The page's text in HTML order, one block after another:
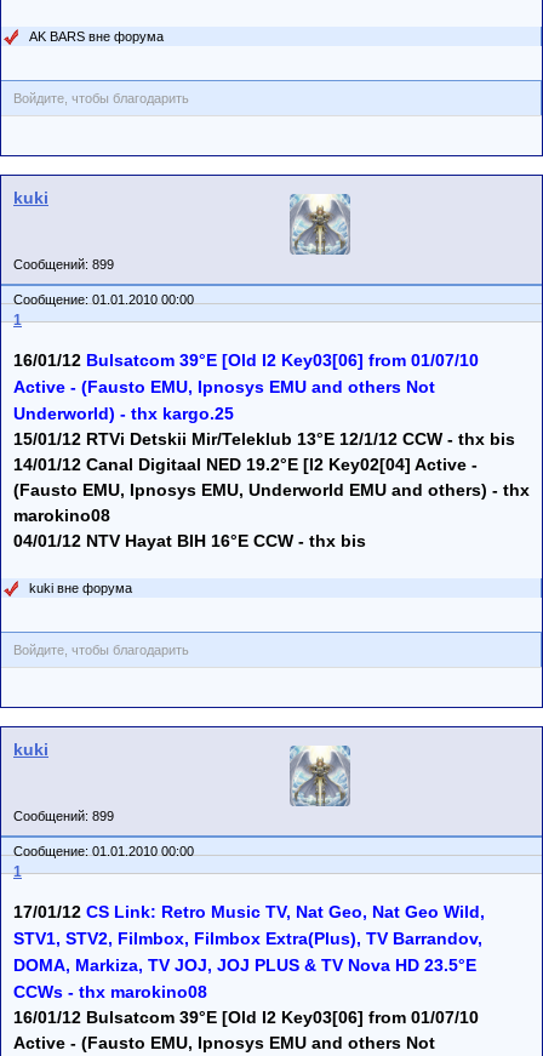
AK BARS вне форума
Войдите, чтобы благодарить
kuki
Сообщений: 899
Сообщение: 01.01.2010 00:00
1
16/01/12 Bulsatcom 39°E [Old I2 Key03[06] from 01/07/10
Active - (Fausto EMU, Ipnosys EMU and others Not
Underworld) - thx kargo.25
15/01/12 RTVi Detskii Mir/Teleklub 13°E 12/1/12 CCW - thx bis
14/01/12 Canal Digitaal NED 19.2°E [I2 Key02[04] Active -
(Fausto EMU, Ipnosys EMU, Underworld EMU and others) - thx
marokino08
04/01/12 NTV Hayat BIH 16°E CCW - thx bis
kuki вне форума
Войдите, чтобы благодарить
kuki
Сообщений: 899
Сообщение: 01.01.2010 00:00
1
17/01/12 CS Link: Retro Music TV, Nat Geo, Nat Geo Wild,
STV1, STV2, Filmbox, Filmbox Extra(Plus), TV Barrandov,
DOMA, Markiza, TV JOJ, JOJ PLUS & TV Nova HD 23.5°E
CCWs - thx marokino08
16/01/12 Bulsatcom 39°E [Old I2 Key03[06] from 01/07/10
Active - (Fausto EMU, Ipnosys EMU and others Not